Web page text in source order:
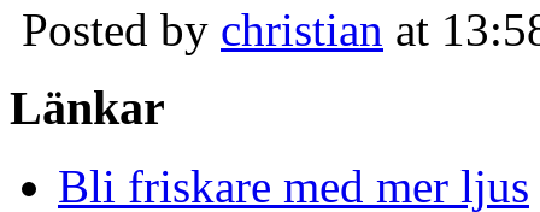
Posted by christian at
Länkar
Bli friskare med mer ljus